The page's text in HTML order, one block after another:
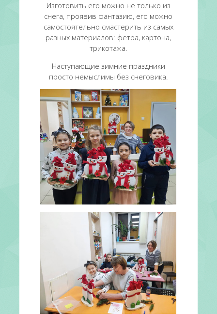
Изготовить его можно не только из
снега, проявив фантазию, его можно
самостоятельно смастерить из самых
разных материалов: фетра, картона,
трикотажа.
Наступающие зимние праздники
просто немыслимы без снеговика.